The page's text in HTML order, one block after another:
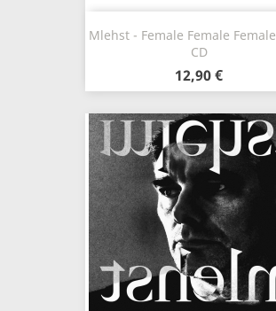
Mlehst - Female Female
CD
12,90 €